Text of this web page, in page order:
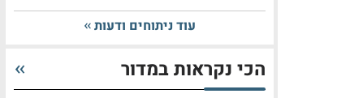
עוד ניתוחים ודעות
הכי נקראות במדור